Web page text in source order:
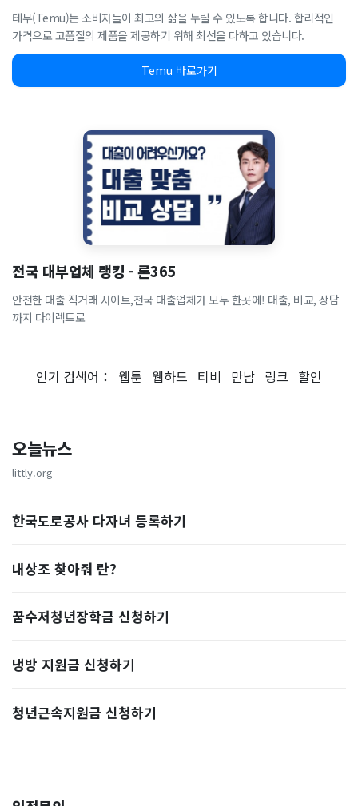
테무(Temu)는 소비자들이 최고의 삶을 누릴 수 있도록 합니다. 합리적인
가격으로 고품질의 제품을 제공하기 위해 최선을 다하고 있습니다.
Temu 바로가기
전국 대부업체 랭킹 - 론365
안전한 대출 직거래 사이트,전국 대출업체가 모두 한곳에! 대출, 비교, 상담
까지 다이렉트로
인기 검색어： 웹툰 웹하드 티비 만남 링크 할인
오늘뉴스
littly.org
한국도로공사 다자녀 등록하기
내상조 찾아줘 란?
꿈수저청년장학금 신청하기
냉방 지원금 신청하기
청년근속지원금 신청하기